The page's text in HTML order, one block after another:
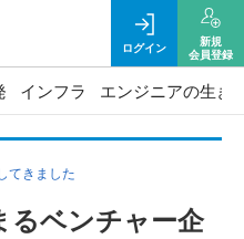
ログイン
新規
会員登録
インフラ エンジニアの生き
てきました
るベンチャー企